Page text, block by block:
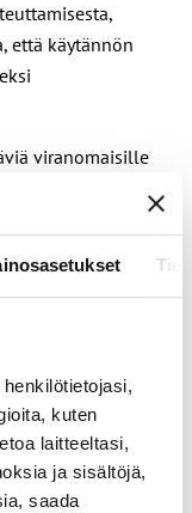
kuten
laitteeltasi,
ja sisältöjä,
saada
että käytännön
viranomaisille
toteuttaa
että tähän
tarkoittavat
varattava
lain
toteuttaminen